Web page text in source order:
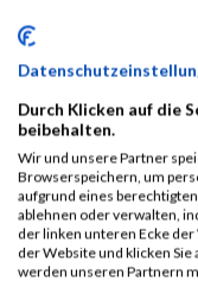
12821
12768
12753
12775
12765
Rieke
12834
12769
Durch Klicken auf die
beibehalten.
Wir und unsere Partner
Browserspeichern, um
aufgrund eines
ablehnen oder verwalten,
der linken unteren Ecke
der Website und klicken
werden unseren Partnern